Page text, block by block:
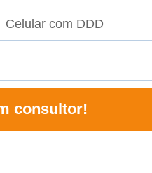
consultor!